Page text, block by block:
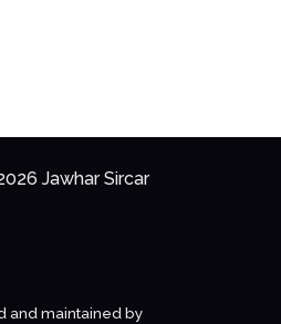
Jawhar Sircar
and maintained by